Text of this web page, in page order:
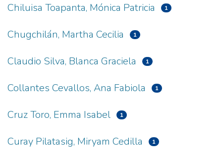
Chiluisa Toapanta, Mónica Patricia 1
Chugchilán, Martha Cecilia 1
Claudio Silva, Blanca Graciela 1
Collantes Cevallos, Ana Fabiola 1
Cruz Toro, Emma Isabel 1
Curay Pilatasig, Miryam Cedilla 1